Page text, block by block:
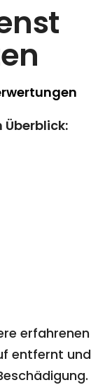
Überblick:
erfahrenen
entfernt und